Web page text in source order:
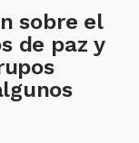
sobre el
de paz y